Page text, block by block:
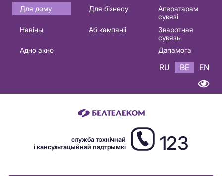
Основная
навигация
Для дому Для бізнесу
Аператарам
сувязі
Навіны
Аб кампаніі
Зваротная
сувязь
Адно акно
Дапамога
RU BE EN
служба тэхнічнай
і кансультацыйнай падтрымкі
123